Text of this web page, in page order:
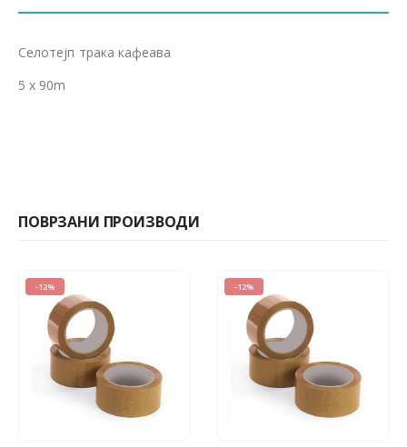
Селотејп трака кафеава
5 x 90m
ПОВРЗАНИ ПРОИЗВОДИ
-12% -12%